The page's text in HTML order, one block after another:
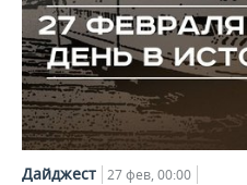
Дайджест 27 фев, 00:00